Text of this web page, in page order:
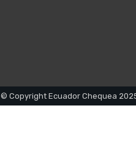
© Copyright Ecuador Chequea